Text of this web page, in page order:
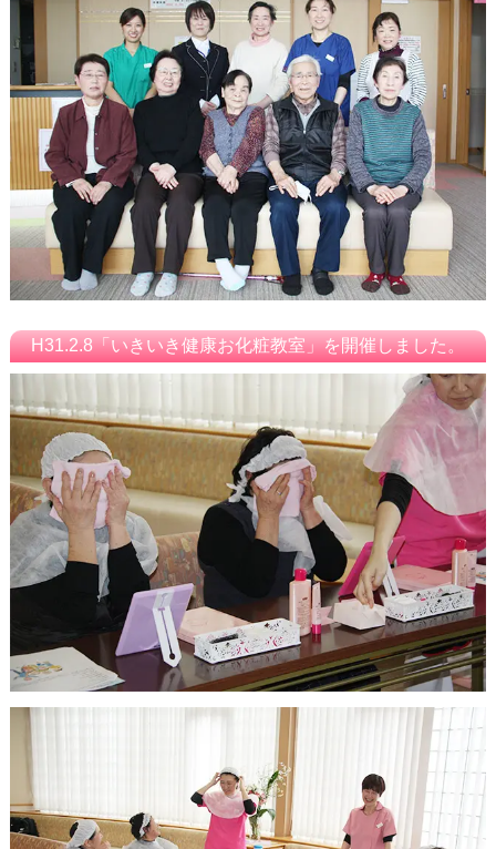
H31.2.8「いきいき健康お化粧教室」を開催しました。